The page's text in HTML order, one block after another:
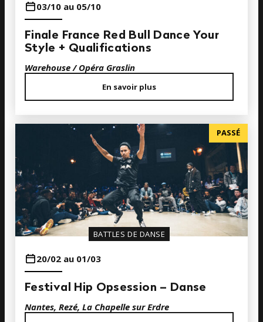
03/10 au 05/10
Finale France Red Bull Dance Your
Style + Qualifications
Warehouse / Opéra Graslin
En savoir plus
PASSÉ
BATTLES DE DANSE
20/02 au 01/03
Festival Hip Opsession – Danse
Nantes, Rezé, La Chapelle sur Erdre